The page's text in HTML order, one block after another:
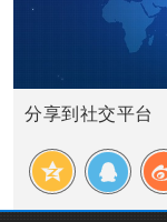
分享到社交平台